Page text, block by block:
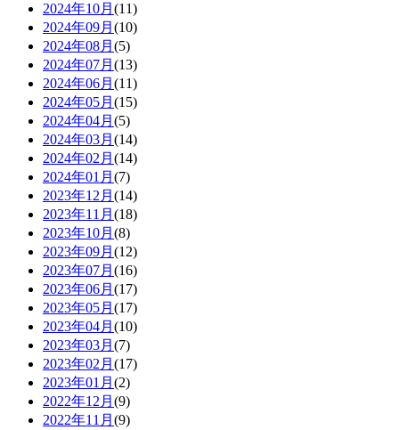
2024年10月 (11)
2024年09月 (10)
2024年08月 (5)
2024年07月 (13)
2024年06月 (11)
2024年05月 (15)
2024年04月 (5)
2024年03月 (14)
2024年02月 (14)
2024年01月 (7)
2023年12月 (14)
2023年11月 (18)
2023年10月 (8)
2023年09月 (12)
2023年07月 (16)
2023年06月 (17)
2023年05月 (17)
2023年04月 (10)
2023年03月 (7)
2023年02月 (17)
2023年01月 (2)
2022年12月 (9)
2022年11月 (9)